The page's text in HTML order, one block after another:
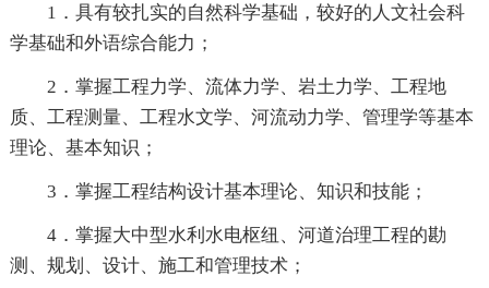
1．具有较扎实的自然科学基础，较好的人文社会科
学基础和外语综合能力；
2．掌握工程力学、流体力学、岩土力学、工程地
质、工程测量、工程水文学、河流动力学、管理学等基本
理论、基本知识；
3．掌握工程结构设计基本理论、知识和技能；
4．掌握大中型水利水电枢纽、河道治理工程的勘
测、规划、设计、施工和管理技术；